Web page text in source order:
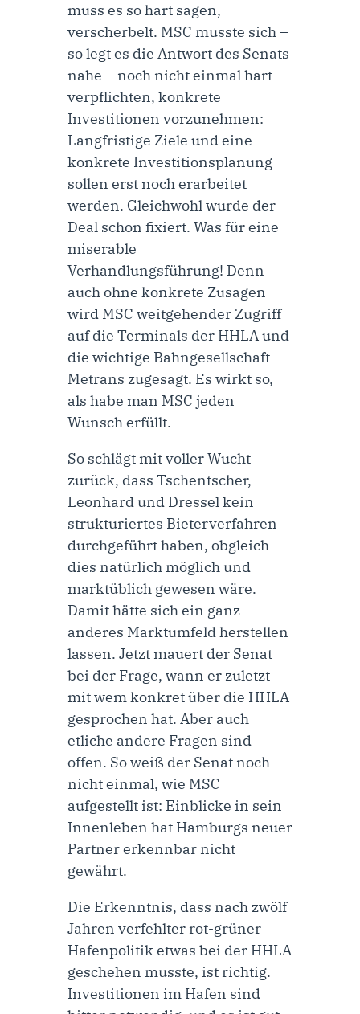
muss es so hart sagen,
verscherbelt. MSC musste sich –
so legt es die Antwort des Senats
nahe – noch nicht einmal hart
verpflichten, konkrete
Investitionen vorzunehmen:
Langfristige Ziele und eine
konkrete Investitionsplanung
sollen erst noch erarbeitet
werden. Gleichwohl wurde der
Deal schon fixiert. Was für eine
miserable
Verhandlungsführung! Denn
auch ohne konkrete Zusagen
wird MSC weitgehender Zugriff
auf die Terminals der HHLA und
die wichtige Bahngesellschaft
Metrans zugesagt. Es wirkt so,
als habe man MSC jeden
Wunsch erfüllt.
So schlägt mit voller Wucht
zurück, dass Tschentscher,
Leonhard und Dressel kein
strukturiertes Bieterverfahren
durchgeführt haben, obgleich
dies natürlich möglich und
marktüblich gewesen wäre.
Damit hätte sich ein ganz
anderes Marktumfeld herstellen
lassen. Jetzt mauert der Senat
bei der Frage, wann er zuletzt
mit wem konkret über die HHLA
gesprochen hat. Aber auch
etliche andere Fragen sind
offen. So weiß der Senat noch
nicht einmal, wie MSC
aufgestellt ist: Einblicke in sein
Innenleben hat Hamburgs neuer
Partner erkennbar nicht
gewährt.
Die Erkenntnis, dass nach zwölf
Jahren verfehlter rot-grüner
Hafenpolitik etwas bei der HHLA
geschehen musste, ist richtig.
Investitionen im Hafen sind